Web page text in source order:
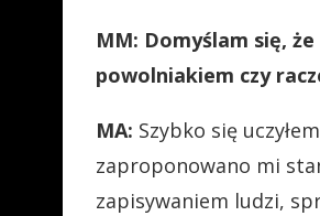
MM: Domyślam się,
powolniakiem czy
MA: Szybko się
zaproponowano mi
zapisywaniem ludzi,